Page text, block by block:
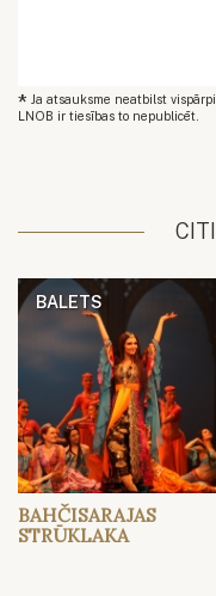
* Ja atsauksme neatbilst
LNOB ir tiesības to nepublicēt.
BALETS
BAHČISARAJAS
STRŪKLAKA